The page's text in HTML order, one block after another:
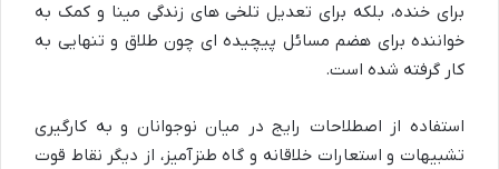
برای خنده، بلکه برای تعدیل تلخی های زندگی مینا و کمک به
خواننده برای هضم مسائل پیچیده ای چون طلاق و تنهایی به
کار گرفته شده است.
استفاده از اصطلاحات رایج در میان نوجوانان و به کارگیری
تشبیهات و استعارات خلاقانه و گاه طنزآمیز، از دیگر نقاط قوت